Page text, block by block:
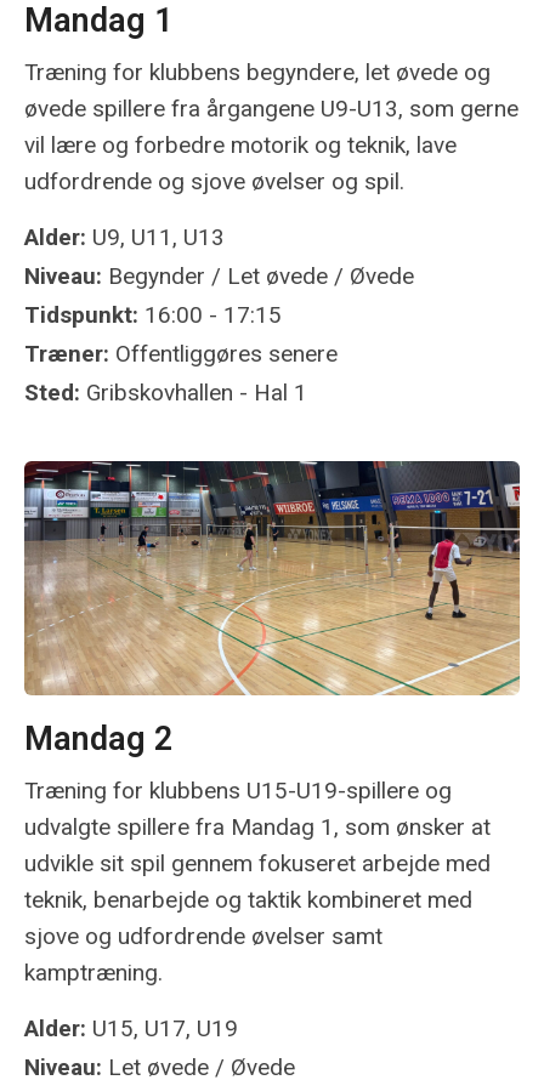
Mandag 1
Træning for klubbens begyndere, let øvede og
øvede spillere fra årgangene U9-U13, som gerne
vil lære og forbedre motorik og teknik, lave
udfordrende og sjove øvelser og spil.
Alder: U9, U11, U13
Niveau: Begynder / Let øvede / Øvede
Tidspunkt: 16:00 - 17:15
Træner: Offentliggøres senere
Sted: Gribskovhallen - Hal 1
Mandag 2
Træning for klubbens U15-U19-spillere og
udvalgte spillere fra Mandag 1, som ønsker at
udvikle sit spil gennem fokuseret arbejde med
teknik, benarbejde og taktik kombineret med
sjove og udfordrende øvelser samt
kamptræning.
Alder: U15, U17, U19
Niveau: Let øvede / Øvede